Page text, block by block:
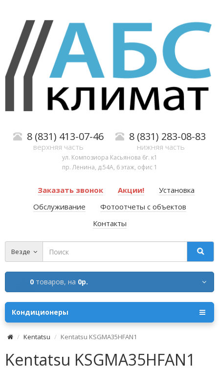
8 (831) 413-07-46
верхняя часть
8 (831) 283-08-83
нижняя часть
ул. Композиора Касьянова 6г. к1
пр. Ленина, д.54А, 6 этаж, офис 1
Заказать звонок Акции!
Установка
Обслуживание
Фотоотчеты с объектов
Контакты
Везде
0 товаров, на 0р.
Кондиционеры
Kentatsu Kentatsu KSGMA35HFAN1
Kentatsu KSGMA35HFAN1